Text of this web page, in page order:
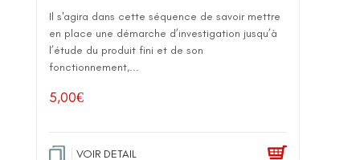
Il s'agira dans cette séquence de savoir mettre
en place une démarche d’investigation jusqu’à
l’étude du produit fini et de son
fonctionnement,...
5,00€
VOIR DETAIL